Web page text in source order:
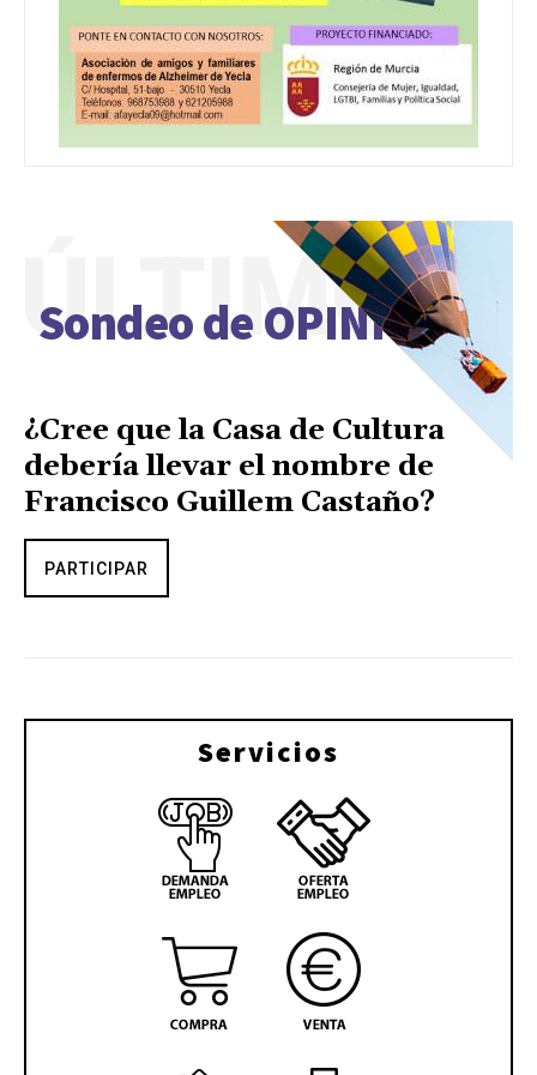
Sondeo de OPINIÓN
ÚLTIMO
¿Cree que la Casa de Cultura
debería llevar el nombre de
Francisco Guillem Castaño?
PARTICIPAR
Servicios